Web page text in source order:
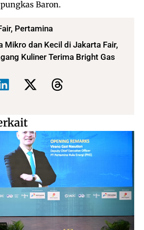
Baron.
, Pertamina
Mikro dan Kecil di Jakarta Fair,
Kuliner Terima Bright Gas